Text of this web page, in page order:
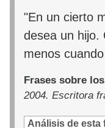
"En un cierto
desea un hijo.
menos
Frases sobre
2004. Escritora
Análisis de esta